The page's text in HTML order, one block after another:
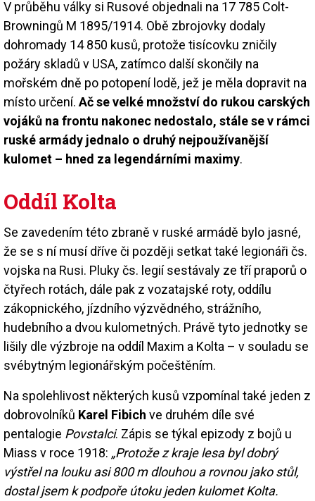
V průběhu války si Rusové objednali na 17 785 Colt-
Browningů M 1895/1914. Obě zbrojovky dodaly
dohromady 14 850 kusů, protože tisícovku zničily
požáry skladů v USA, zatímco další skončily na
mořském dně po potopení lodě, jež je měla dopravit na
místo určení. Ač se velké množství do rukou carských
vojáků na frontu nakonec nedostalo, stále se v rámci
ruské armády jednalo o druhý nejpoužívanější
kulomet – hned za legendárními maximy.
Oddíl Kolta
Se zavedením této zbraně v ruské armádě bylo jasné,
že se s ní musí dříve či později setkat také legionáři čs.
vojska na Rusi. Pluky čs. legií sestávaly ze tří praporů o
čtyřech rotách, dále pak z vozatajské roty, oddílu
zákopnického, jízdního výzvědného, strážního,
hudebního a dvou kulometných. Právě tyto jednotky se
lišily dle výzbroje na oddíl Maxim a Kolta – v souladu se
svébytným legionářským počeštěním.
Na spolehlivost některých kusů vzpomínal také jeden z
dobrovolníků Karel Fibich ve druhém díle své
pentalogie Povstalci. Zápis se týkal epizody z bojů u
Miass v roce 1918: „Protože z kraje lesa byl dobrý
výstřel na louku asi 800 m dlouhou a rovnou jako stůl,
dostal jsem k podpoře útoku jeden kulomet Kolta.